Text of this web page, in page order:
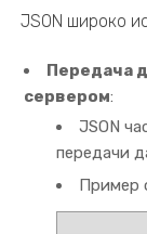
JSON широко
Передача
сервером:
JSON
передачи
Пример